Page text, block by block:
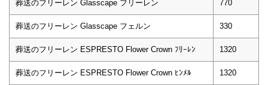
葬送のフリーレン Glasscape フリーレン 770
葬送のフリーレン Glasscape フェルン 330
葬送のフリーレン ESPRESTO Flower Crown ﾌﾘｰﾚﾝ 1320
葬送のフリーレン ESPRESTO Flower Crown ﾋﾝﾒﾙ 1320